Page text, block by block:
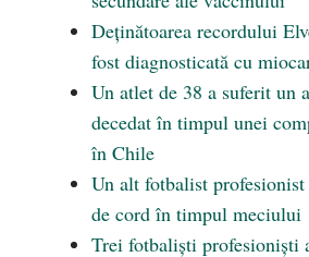
Deținătoarea recordului
fost diagnosticată cu
Un atlet de 38 a suferit un
decedat în timpul unei
în Chile
Un alt fotbalist
de cord în timpul meciului
Trei fotbaliști profesioniști